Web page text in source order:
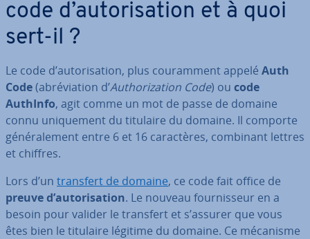
code d’au­to­ri­sa­tion et à quoi
sert-il ?
Le code d’au­to­ri­sa­tion, plus cou­ram­ment appelé Auth
Code(abré­via­tion d’Au­tho­ri­za­tion Code) ou code
AuthInfo, agit comme un mot de passe de domaine
connu uni­que­ment du titulaire du domaine. Il comporte
gé­né­ra­le­ment entre 6 et 16 ca­rac­tères, combinant lettres
et chiffres.
Lors d’un transfert de domaine, ce code fait office de
preuve d’au­to­ri­sa­tion. Le nouveau four­nis­seur en a
besoin pour valider le transfert et s’assurer que vous
êtes bien le titulaire légitime du domaine. Ce mécanisme